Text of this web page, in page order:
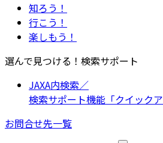
知ろう！
行こう！
楽しもう！
選んで見つける！検索サポート
JAXA内検索／
検索サポート機能「クイックア
お問合せ先一覧